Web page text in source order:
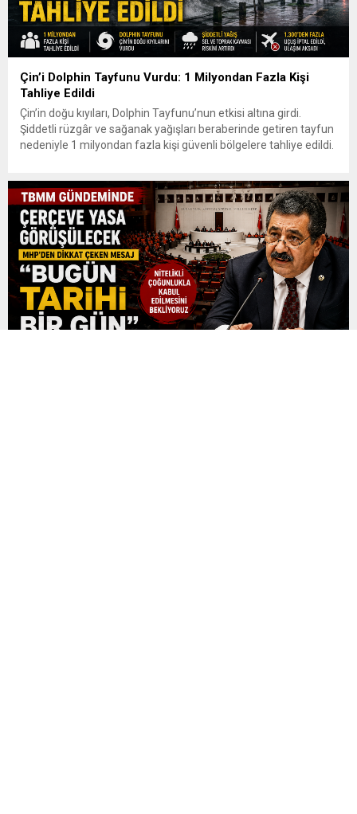
Çin’i Dolphin Tayfunu Vurdu: 1 Milyondan Fazla Kişi
Tahliye Edildi
Çin’in doğu kıyıları, Dolphin Tayfunu’nun etkisi altına girdi.
Şiddetli rüzgâr ve sağanak yağışları beraberinde getiren tayfun
nedeniyle 1 milyondan fazla kişi güvenli bölgelere tahliye edildi.
Ağustos Pazar günü Çin’in doğu kıyılarında karaya ulaştı....